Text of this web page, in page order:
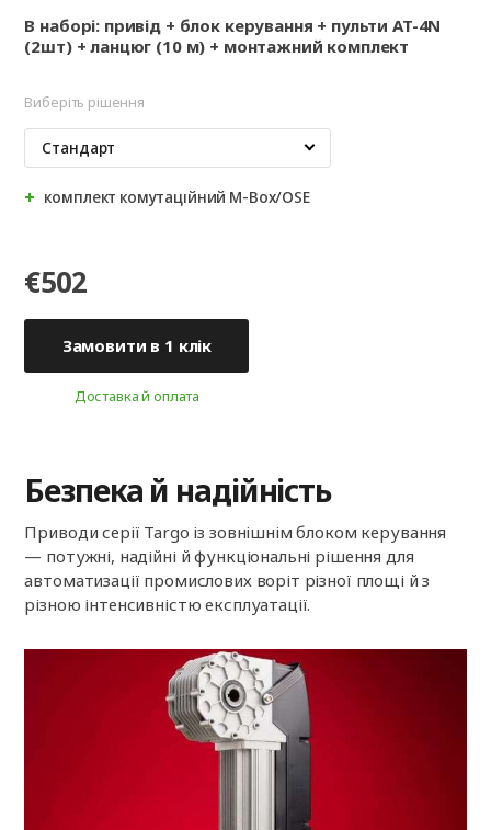
В наборі: привід + блок керування + пульти AT-4N
(2шт) + ланцюг (10 м) + монтажний комплект
Виберіть рішення
Стандарт
комплект комутаційний M-Box/OSE
€502
Замовити в 1 клік
Доставка й оплата
Безпека й надійність
Приводи серії Targo із зовнішнім блоком керування
— потужні, надійні й функціональні рішення для
автоматизації промислових воріт різної площі й з
різною інтенсивністю експлуатації.